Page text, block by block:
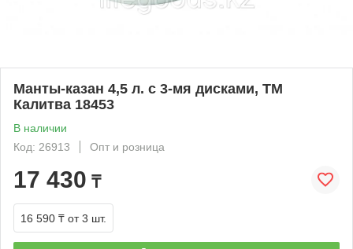
Манты-казан 4,5 л. с 3-мя дисками, ТМ
Калитва 18453
В наличии
Код: 26913
Опт и розница
17 430 ₸
16 590 ₸ от 3 шт.